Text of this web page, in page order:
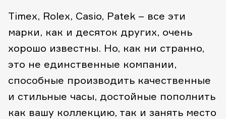
Timex, Rolex, Casio, Patek – все эти
марки, как и десяток других, очень
хорошо известны. Но, как ни странно,
это не единственные компании,
способные производить качественные
и стильные часы, достойные пополнить
как вашу коллекцию, так и занять место